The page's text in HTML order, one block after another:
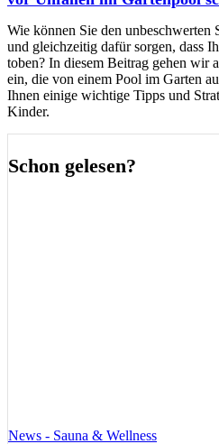
Wie können Sie den unbeschwerten
und gleichzeitig dafür sorgen, dass
toben? In diesem Beitrag gehen wir
ein, die von einem Pool im Garten
Ihnen einige wichtige Tipps und
Kinder.
Schon gelesen?
News - Sauna & Wellness